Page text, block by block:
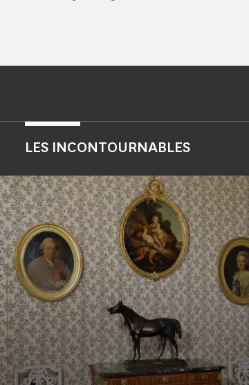
LES INCONTOURNABLES